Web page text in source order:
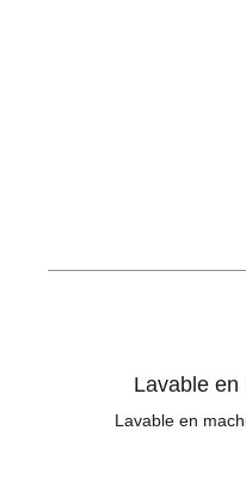
Lavable en
Lavable en